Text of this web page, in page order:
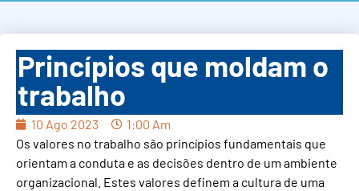
Princípios que moldam o
trabalho
10 Ago 2023
1:00 Am
Os valores no trabalho são princípios fundamentais que
orientam a conduta e as decisões dentro de um ambiente
organizacional. Estes valores definem a cultura de uma